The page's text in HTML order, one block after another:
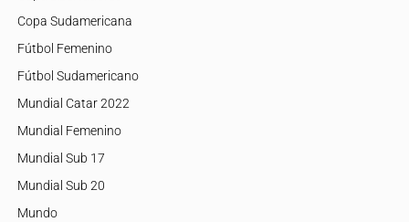
Copa Sudamericana
Fútbol Femenino
Fútbol Sudamericano
Mundial Catar 2022
Mundial Femenino
Mundial Sub 17
Mundial Sub 20
Mundo